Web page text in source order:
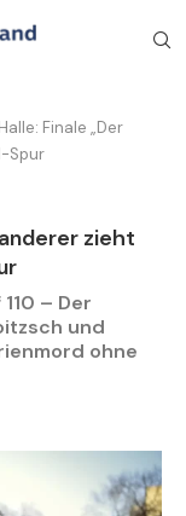
Finale „Der
Spur
zieht
– Der
und
ohne